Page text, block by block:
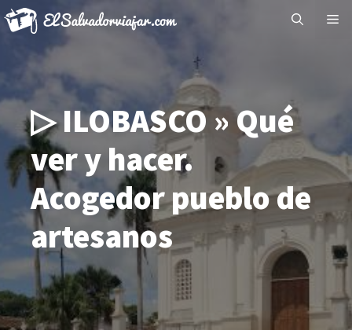
Saltar
contenido
▷ ILOBASCO » Qué
ver y hacer.
Acogedor pueblo de
artesanos